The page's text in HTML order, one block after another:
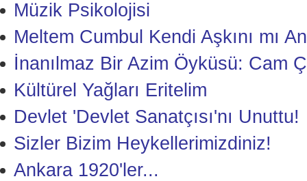
Müzik Psikolojisi
Meltem Cumbul Kendi Aşkını mı
İnanılmaz Bir Azim Öyküsü: Cam
Kültürel Yağları Eritelim
Devlet 'Devlet Sanatçısı'nı Unuttu!
Sizler Bizim Heykellerimizdiniz!
Ankara 1920'ler...